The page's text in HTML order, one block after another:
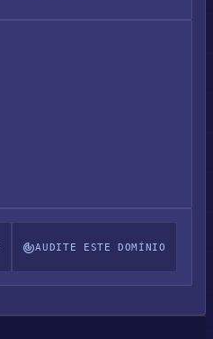
AUDITE ESTE DOMÍNIO